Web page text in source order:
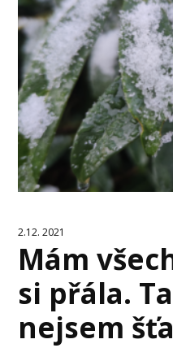
2.12. 2021
Mám
si přála.
nejsem